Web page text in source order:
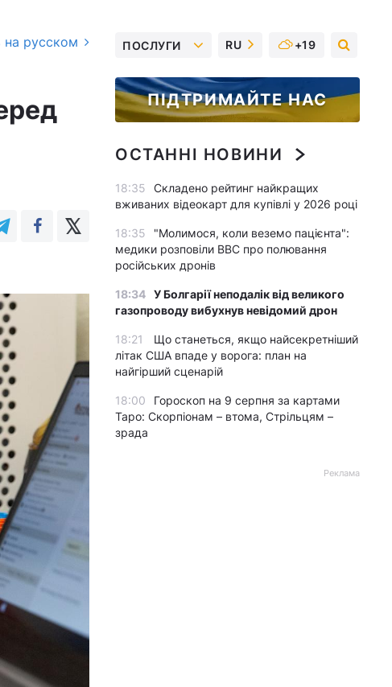
на русском ПОСЛУГИ RU +19
ПІДТРИМАЙТЕ НАС
ОСТАННІ НОВИНИ
18:35
Складено рейтинг найкращих
вживаних відеокарт для купівлі у 2026 році
18:35
"Молимося, коли веземо пацієнта":
медики розповіли BBC про полювання
російських дронів
18:34 У Болгарії неподалік від великого
газопроводу вибухнув невідомий дрон
18:21
Що станеться, якщо найсекретніший
літак США впаде у ворога: план на
найгірший сценарій
18:00
Гороскоп на 9 серпня за картами
Таро: Скорпіонам – втома, Стрільцям –
зрада
Реклама